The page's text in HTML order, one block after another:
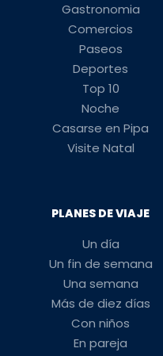
Gastronomia
Comercios
Paseos
Deportes
Top 10
Noche
Casarse en Pipa
Visite Natal
PLANES DE VIAJE
Un día
Un fin de semana
Una semana
Más de diez días
Con niños
En pareja